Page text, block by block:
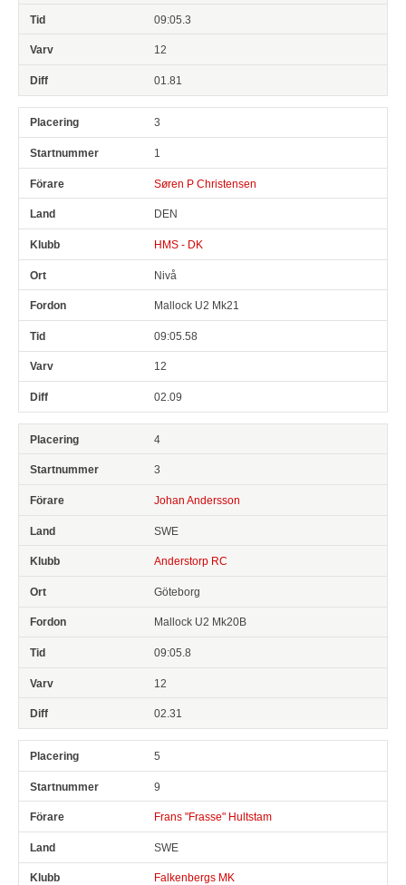
09:05.3
12
01.81
3
1
Søren P Christensen
DEN
HMS - DK
Nivå
Mallock U2 Mk21
09:05.58
12
02.09
4
3
Johan Andersson
SWE
Anderstorp RC
Göteborg
Mallock U2 Mk20B
09:05.8
12
02.31
5
9
Frans "Frasse" Hultstam
SWE
Falkenbergs MK